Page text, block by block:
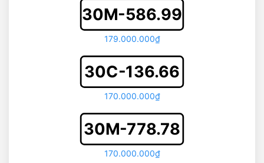
30M-586.99
179.000.000₫
30C-136.66
170.000.000₫
30M-778.78
170.000.000₫